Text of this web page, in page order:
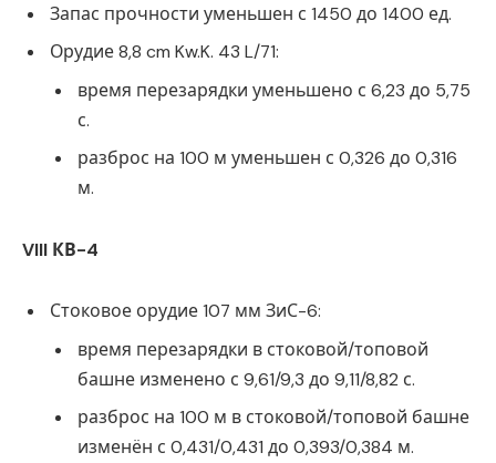
Запас прочности уменьшен с 1450 до 1400 ед.
Орудие 8,8 cm Kw.K. 43 L/71:
время перезарядки уменьшено с 6,23 до 5,75
с.
разброс на 100 м уменьшен с 0,326 до 0,316
м.
VIII КВ-4
Стоковое орудие 107 мм ЗиС-6:
время перезарядки в стоковой/топовой
башне изменено с 9,61/9,3 до 9,11/8,82 с.
разброс на 100 м в стоковой/топовой башне
изменён с 0,431/0,431 до 0,393/0,384 м.